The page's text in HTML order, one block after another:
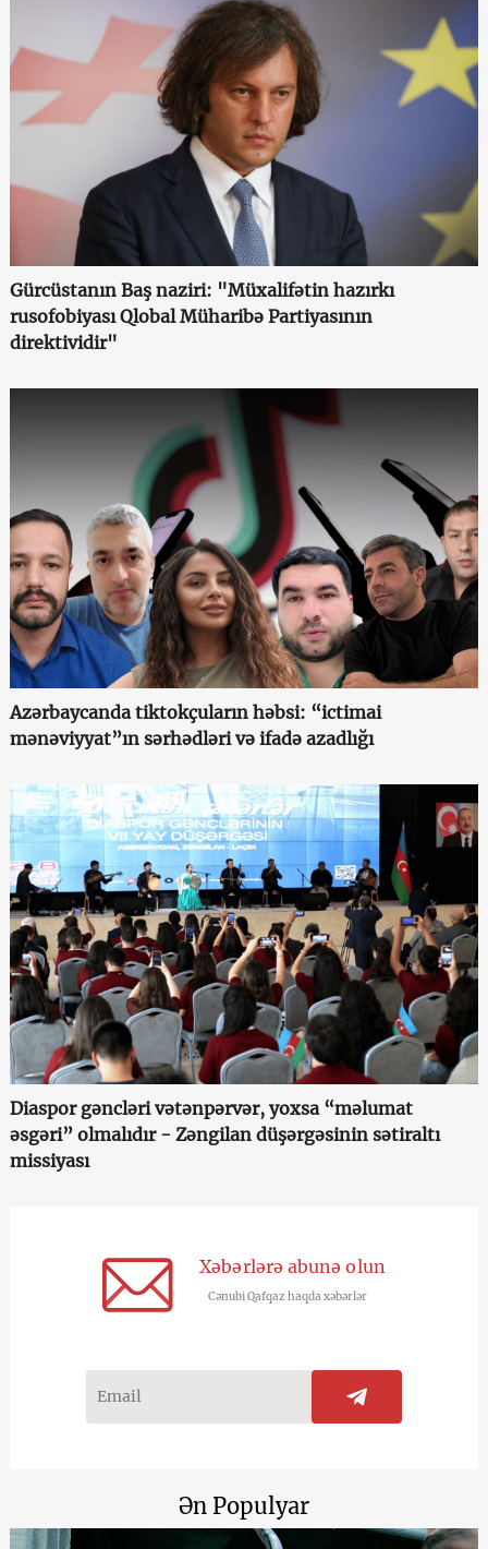
Gürcüstanın Baş naziri: "Müxalifətin hazırkı
rusofobiyası Qlobal Müharibə Partiyasının
direktividir"
Azərbaycanda tiktokçuların həbsi: “ictimai
mənəviyyat”ın sərhədləri və ifadə azadlığı
Diaspor gəncləri vətənpərvər, yoxsa “məlumat
əsgəri” olmalıdır - Zəngilan düşərgəsinin sətiraltı
missiyası
Xəbərlərə abunə olun
Cənubi Qafqaz haqda xəbərlər
Ən Populyar